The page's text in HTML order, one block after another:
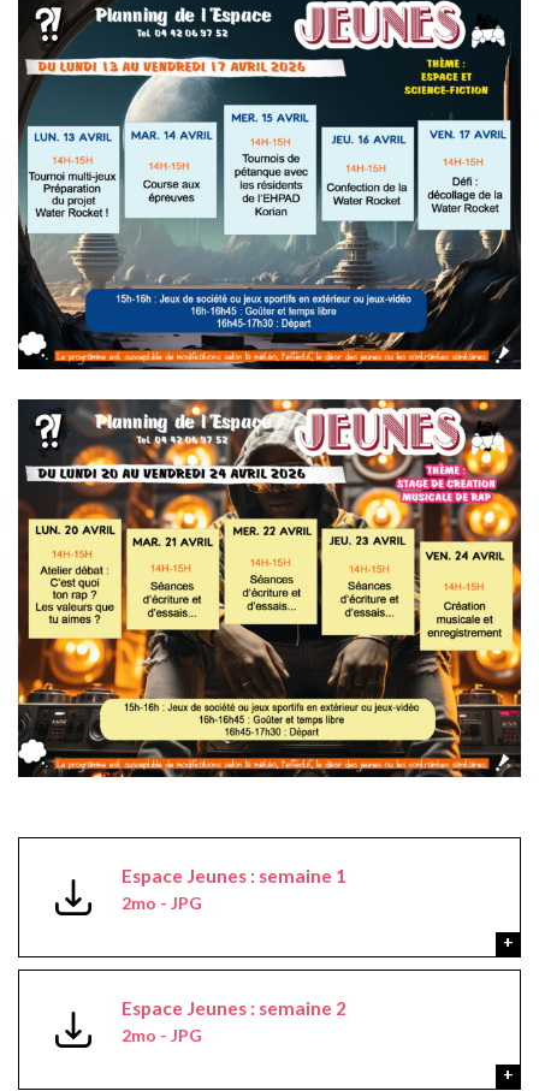
Espace Jeunes : semaine 1
2mo - JPG
Espace Jeunes : semaine 2
2mo - JPG